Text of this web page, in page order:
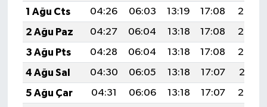
1 Ağu Cts
04:26 06:03 13:19 17:08
20:24
2 Ağu Paz
04:27 06:04 13:18 17:08
20:23
3 Ağu Pts
04:28 06:04 13:18 17:08
20:22
4 Ağu Sal
04:30 06:05 13:18 17:07
20:21
5 Ağu Çar
04:31 06:06 13:18 17:07
20:20